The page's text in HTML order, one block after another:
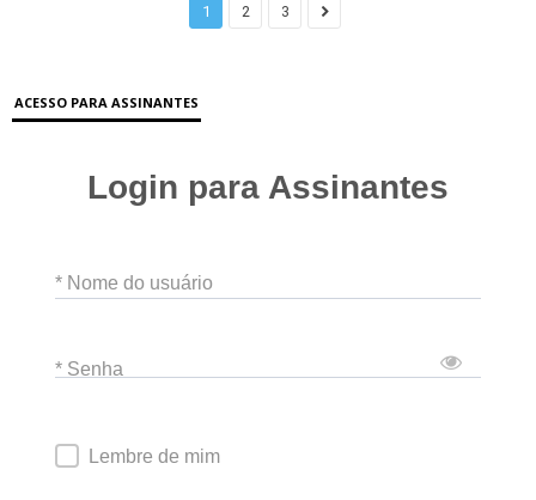
1 2 3
ACESSO PARA ASSINANTES
Login para Assinantes
* Nome do usuário
* Senha
Lembre de mim